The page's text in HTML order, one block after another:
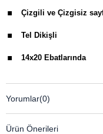
Çizgili ve Çizgisiz
. Tel Dikişli
. 14x20 Ebatlarında
Yorumlar(0)
Ürün Önerileri